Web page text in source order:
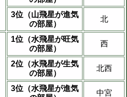
3位（山飛星が進気
の部屋）
北
1位（水飛星が旺気
の部屋）
西
2位（水飛星が生気
の部屋）
北西
3位（水飛星が進気
中宮